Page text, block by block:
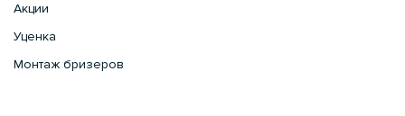
Акции
Уценка
Монтаж бризеров